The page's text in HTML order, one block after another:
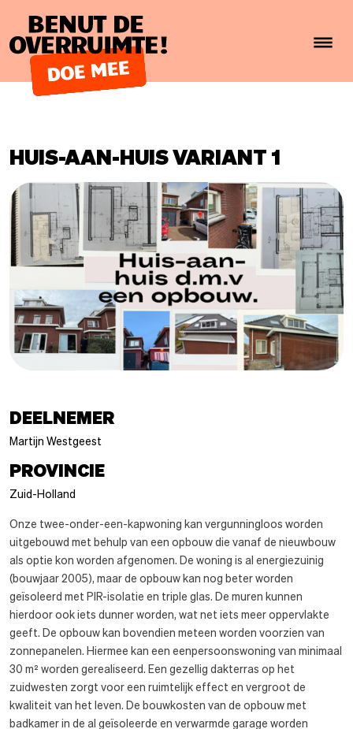
HUIS-AAN-HUIS VARIANT 1
DEELNEMER
Martijn Westgeest
PROVINCIE
Zuid-Holland
Onze twee-onder-een-kapwoning kan vergunningloos worden
uitgebouwd met behulp van een opbouw die vanaf de nieuwbouw
als optie kon worden afgenomen. De woning is al energiezuinig
(bouwjaar 2005), maar de opbouw kan nog beter worden
geïsoleerd met PIR-isolatie en triple glas. De muren kunnen
hierdoor ook iets dunner worden, wat net iets meer oppervlakte
geeft. De opbouw kan bovendien meteen worden voorzien van
zonnepanelen. Hiermee kan een eenpersoonswoning van minimaal
30 m² worden gerealiseerd. Een gezellig dakterras op het
zuidwesten zorgt voor een ruimtelijk effect en vergroot de
kwaliteit van het leven. De bouwkosten van de opbouw met
badkamer in de al geïsoleerde en verwarmde garage worden